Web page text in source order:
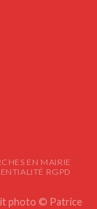
EN MAIRIE
RGPD
photo © Patrice